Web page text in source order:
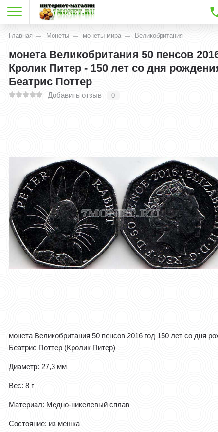
Главная Монеты монеты мира Великобритания
монета Великобритания 50 пенсов
Кролик Питер - 150 лет со дня
Беатрис Поттер
Добавить отзыв 0
монета Великобритания 50 пенсов 2016 год 150 лет со дня
Беатрис Поттер (Кролик Питер)
Диаметр: 27,3 мм
Вес: 8 г
Материал: Медно-никелевый сплав
Состояние: из мешка